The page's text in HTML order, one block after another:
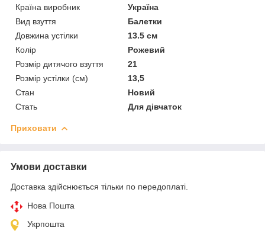
Країна виробник
Україна
Вид взуття
Балетки
Довжина устілки
13.5 см
Колір
Рожевий
Розмір дитячого взуття
21
Розмір устілки (см)
13,5
Стан
Новий
Стать
Для дівчаток
Приховати
Умови доставки
Доставка здійснюється тільки по передоплаті.
Нова Пошта
Укрпошта